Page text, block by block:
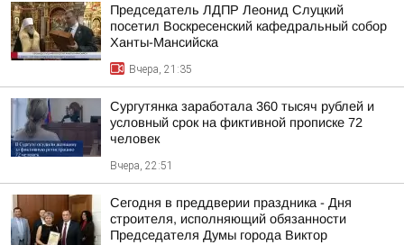
Председатель ЛДПР Леонид Слуцкий
посетил Воскресенский кафедральный собор
Ханты-Мансийска
Вчера, 21:35
Сургутянка заработала 360 тысяч рублей и
условный срок на фиктивной прописке 72
человек
Вчера, 22:51
Сегодня в преддверии праздника - Дня
строителя, исполняющий обязанности
Председателя Думы города Виктор